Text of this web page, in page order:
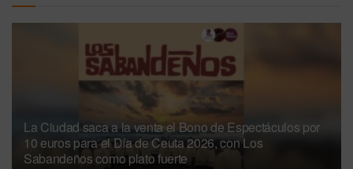
La Ciudad saca a la venta el Bono de Espectáculos por
10 euros para el Día de Ceuta 2026, con Los
Sabandeños como plato fuerte